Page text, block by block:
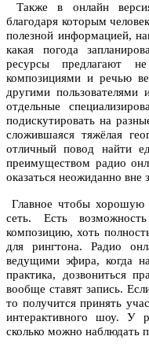
Также в онлайн
благодаря которым
полезной информацией,
какая погода
ресурсы предлагают
композициями и речью
другими пользователями
отдельные
подискутировать на
сложившаяся тяжёлая
отличный повод найти
преимуществом радио
оказаться неожиданно вне
Главное чтобы хорошую
сеть. Есть
композицию, хоть
для рингтона. Радио
ведущими эфира, когда
практика, дозвониться
вообще ставят запись.
то получится принять
интерактивного шоу. У
сколько можно наблюдать